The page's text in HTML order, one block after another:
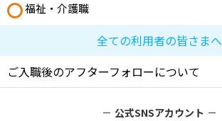
福祉・介護職
全ての利用者の皆さまへ
ご入職後のアフターフォローについて
公式SNSアカウント